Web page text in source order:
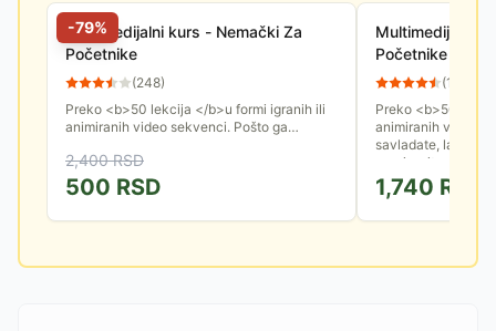
-79%
Multimedijalni kurs - Nemački Za
Početnike
(248)
Preko <b>50 lekcija </b>u formi igranih ili
animiranih video sekvenci. Pošto ga
raznim situacijama ...
2,400RSD
500 RSD
Multimedijalni
Početnike
(137
Preko <b>50
animiranih video
savladate, lako
raznim situacijama
1,740 RSD